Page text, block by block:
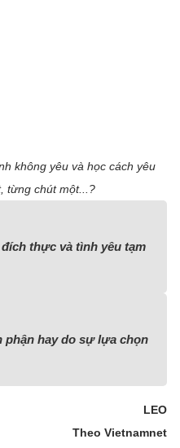
không yêu và học cách yêu
từng chút một...?
thực và tình yêu tạm
phận hay do sự lựa chọn
LEO
Theo Vietnamnet